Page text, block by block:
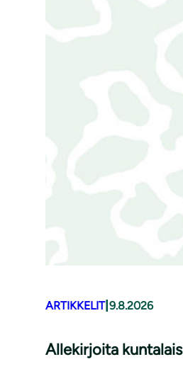
ARTIKKELIT| 9.8.2026
Allekirjoita